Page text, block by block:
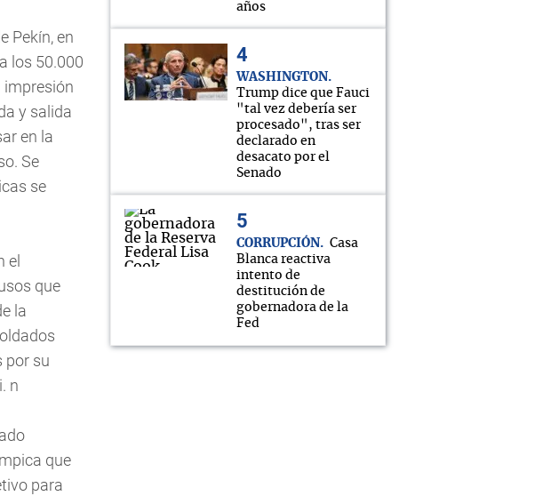
Pekín, en
los 50.000
impresión
y salida
en la
Se
se
el
que
la
por su
n
que
para
años
WASHINGTON
Trump dice que Fauci
"tal vez debería ser
procesado", tras ser
declarado en
desacato por el
Senado
CORRUPCIÓN
Casa
Blanca reactiva
intento de
destitución de
gobernadora de la
Fed